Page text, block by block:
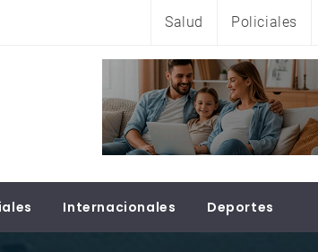
Salud Policiales
Internacionales Deportes